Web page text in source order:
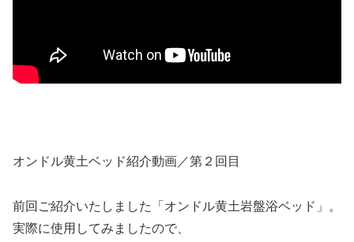
オンドル黄土ベッド紹介動画／第２回目
前回ご紹介いたしました「オンドル黄土岩盤浴ベッド」。
実際に使用してみましたので、